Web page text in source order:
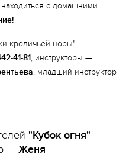
с домашними
кроличьей норы" —
41-81, инструкторы —
, младший инструктор
"Кубок огня"
— Женя